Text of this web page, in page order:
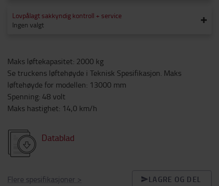
Lovpålagt sakkyndig kontroll + service
Ingen valgt
Maks løftekapasitet: 2000 kg
Se truckens løftehøyde i Teknisk Spesifikasjon. Maks
løftehøyde for modellen: 13000 mm
Spenning: 48 volt
Maks hastighet: 14,0 km/h
Datablad
Flere spesifikasjoner > LAGRE OG DEL